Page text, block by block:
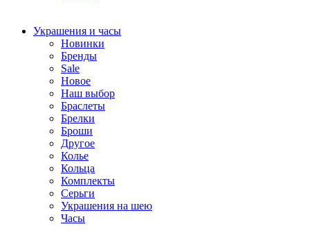
Украшения и часы
Новинки
Бренды
Sale
Новое
Наш выбор
Браслеты
Брелки
Броши
Другое
Колье
Кольца
Комплекты
Серьги
Украшения на шею
Часы